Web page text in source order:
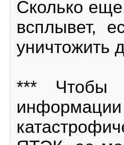
Сколько
всплывет,
уничтожить
*** Чтобы